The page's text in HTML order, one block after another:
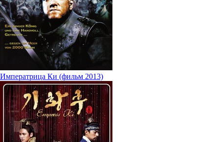
Императрица Ки (фильм 2013)